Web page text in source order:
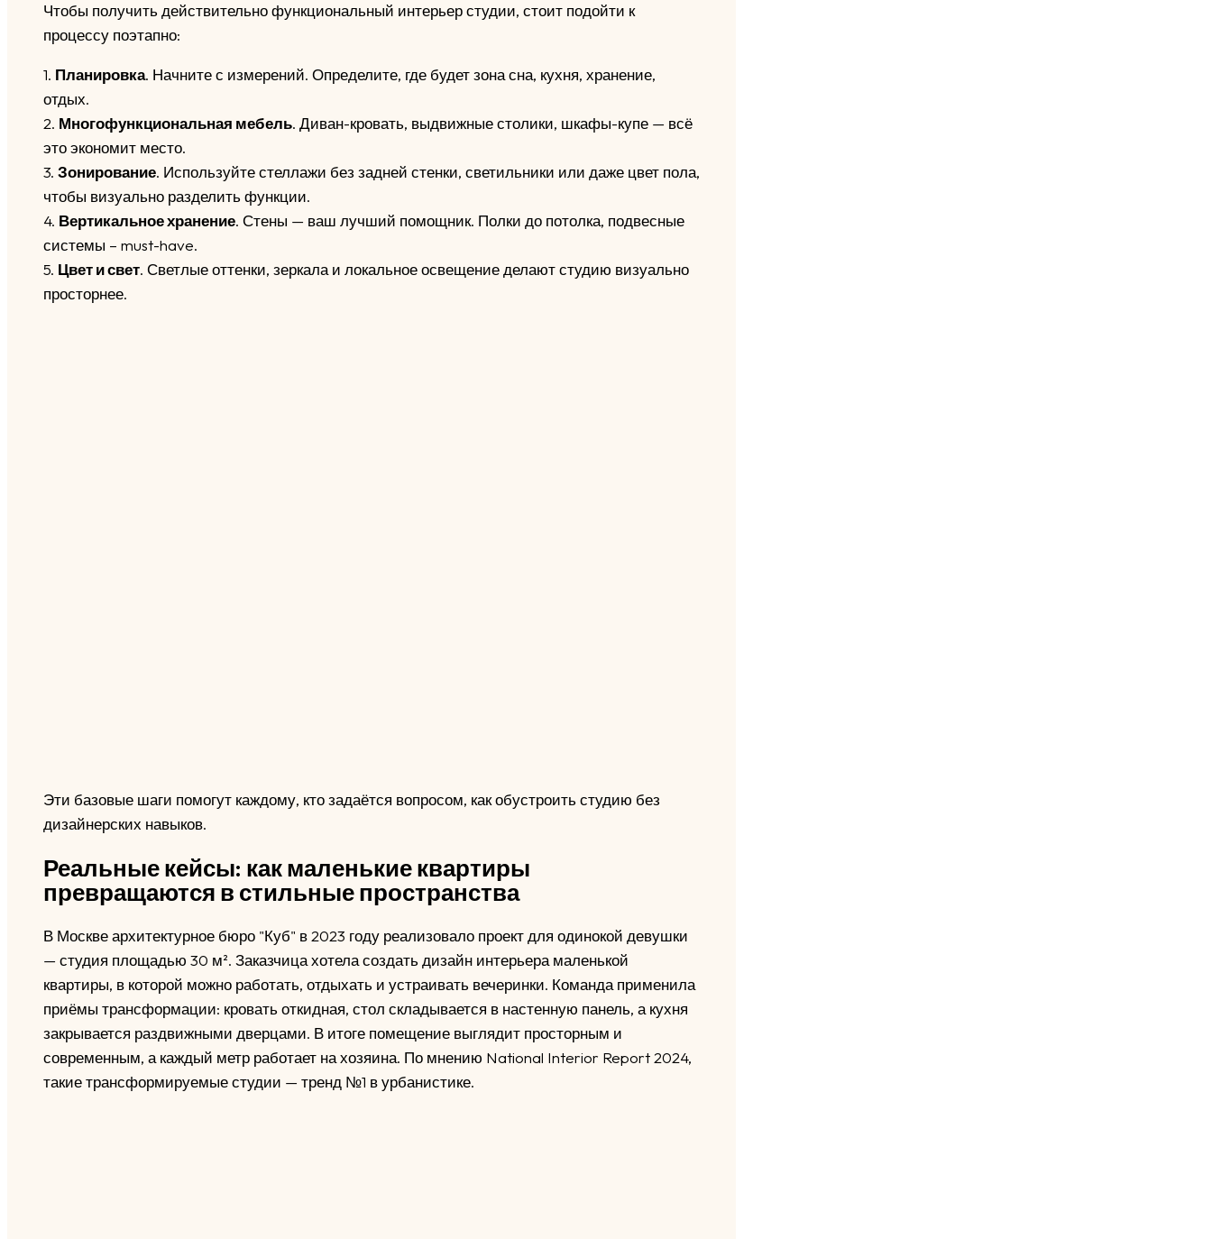
Чтобы получить действительно функциональный интерьер студии, стоит подойти к
процессу поэтапно:
1. Планировка. Начните с измерений. Определите, где будет зона сна, кухня, хранение,
отдых.
2. Многофункциональная мебель. Диван-кровать, выдвижные столики, шкафы-купе — всё
это экономит место.
3. Зонирование. Используйте стеллажи без задней стенки, светильники или даже цвет пола,
чтобы визуально разделить функции.
4. Вертикальное хранение. Стены — ваш лучший помощник. Полки до потолка, подвесные
системы – must-have.
5. Цвет и свет. Светлые оттенки, зеркала и локальное освещение делают студию визуально
просторнее.
Эти базовые шаги помогут каждому, кто задаётся вопросом, как обустроить студию без
дизайнерских навыков.
Реальные кейсы: как маленькие квартиры
превращаются в стильные пространства
В Москве архитектурное бюро "Куб" в 2023 году реализовало проект для одинокой девушки
— студия площадью 30 м². Заказчица хотела создать дизайн интерьера маленькой
квартиры, в которой можно работать, отдыхать и устраивать вечеринки. Команда применила
приёмы трансформации: кровать откидная, стол складывается в настенную панель, а кухня
закрывается раздвижными дверцами. В итоге помещение выглядит просторным и
современным, а каждый метр работает на хозяина. По мнению National Interior Report 2024,
такие трансформируемые студии — тренд №1 в урбанистике.